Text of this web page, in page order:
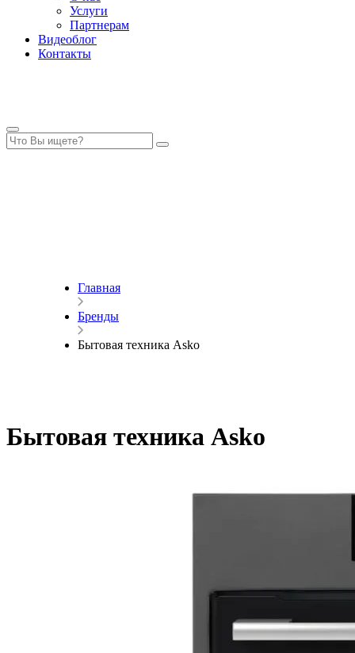
Услуги
Партнерам
Видеоблог
Контакты
Главная
Бренды
Бытовая техника Asko
Бытовая техника Asko